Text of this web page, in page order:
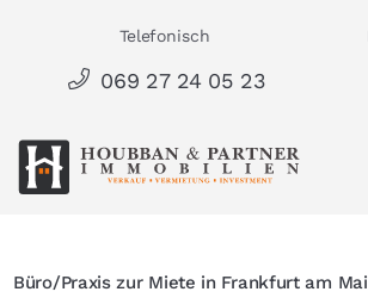
springen
Telefonisch
069 27 24 05 23
Büro/Praxis zur Miete in Frankfurt am